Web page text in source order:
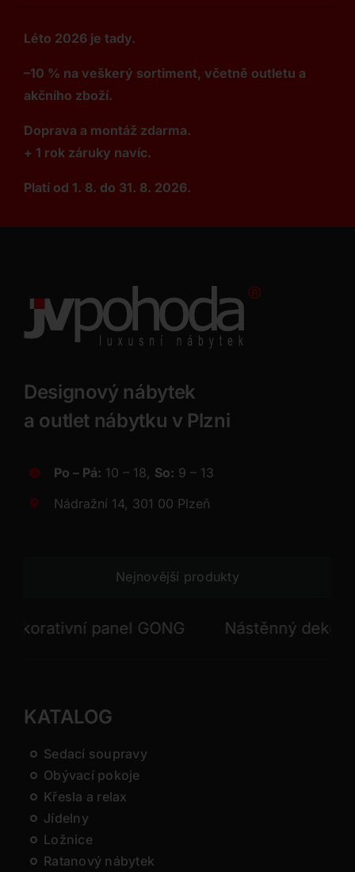
Léto 2026 je tady.
–10 % na veškerý sortiment, včetně outletu a
akčního zboží.
Doprava a montáž zdarma.
+ 1 rok záruky navíc.
Platí od 1. 8. do 31. 8. 2026.
Designový nábytek
a outlet nábytku v Plzni
Po – Pá: 10 – 18, So: 9 – 13
Nádražní 14, 301 00 Plzeň
Nejnovější produkty
panel GONG Nástěnný
KATALOG
Sedací soupravy
Obývací pokoje
Křesla a relax
Jídelny
Ložnice
Ratanový nábytek